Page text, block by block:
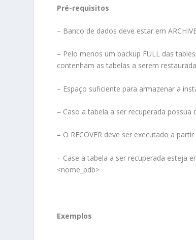
Pré-requisitos
– Banco de dados deve estar em
– Pelo menos um backup FULL das
contenham as tabelas a serem
– Espaço suficiente para armazenar a
– Caso a tabela a ser recuperada possua
– O RECOVER deve ser executado a
– Case a tabela a ser recuperada esteja
<nome_pdb>
Exemplos